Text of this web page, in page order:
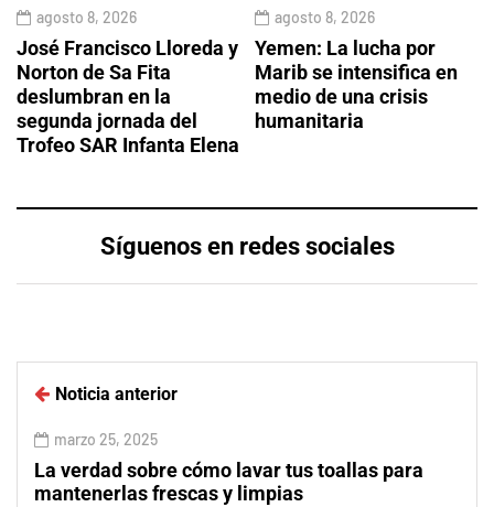
agosto 8, 2026
José Francisco Lloreda y
Norton de Sa Fita
deslumbran en la
segunda jornada del
Trofeo SAR Infanta Elena
agosto 8, 2026
Yemen: La lucha por
Marib se intensifica en
medio de una crisis
humanitaria
Síguenos en redes sociales
Noticia anterior
marzo 25, 2025
La verdad sobre cómo lavar tus toallas para
mantenerlas frescas y limpias